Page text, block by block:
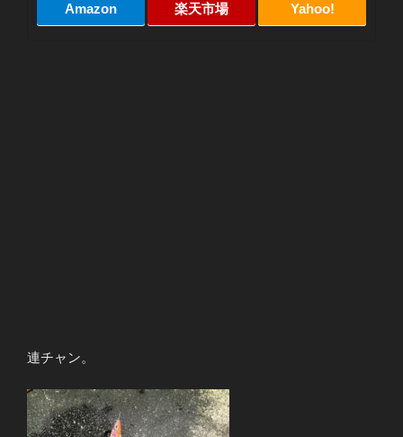
Amazon 楽天市場 Yahoo!
連チャン。